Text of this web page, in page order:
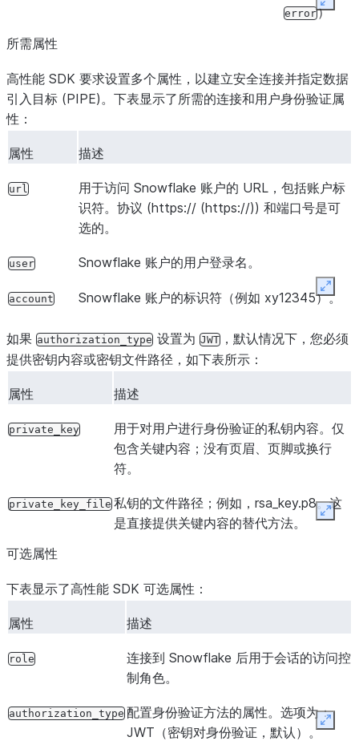
error）
所需属性
高性能 SDK 要求设置多个属性，以建立安全连接并指定数据
引入目标 (PIPE)。下表显示了所需的连接和用户身份验证属
性：
属性 描述
url
用于访问 Snowflake 账户的 URL，包括账户标
识符。协议 (https:// (https://)) 和端口号是可
选的。
user Snowflake 账户的用户登录名。
account Snowflake 账户的标识符（例如 xy12345）。
如果 authorization_type 设置为 JWT ，默认情况下，您必须
提供密钥内容或密钥文件路径，如下表所示：
属性 描述
private_key
用于对用户进行身份验证的私钥内容。仅
包含关键内容；没有页眉、页脚或换行
符。
private_key_file 私钥的文件路径；例如，rsa_key.p8。这
是直接提供关键内容的替代方法。
可选属性
下表显示了高性能 SDK 可选属性：
属性 描述
role
连接到 Snowflake 后用于会话的访问控
制角色。
authorization_type 配置身份验证方法的属性。选项为：
JWT（密钥对身份验证，默认）。